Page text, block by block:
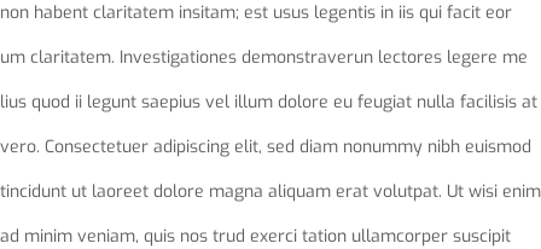
non habent claritatem insitam; est usus legentis in iis qui facit eor
um claritatem. Investigationes demonstraverun lectores legere me
lius quod ii legunt saepius vel illum dolore eu feugiat nulla facilisis at
vero. Consectetuer adipiscing elit, sed diam nonummy nibh euismod
tincidunt ut laoreet dolore magna aliquam erat volutpat. Ut wisi enim
ad minim veniam, quis nos trud exerci tation ullamcorper suscipit